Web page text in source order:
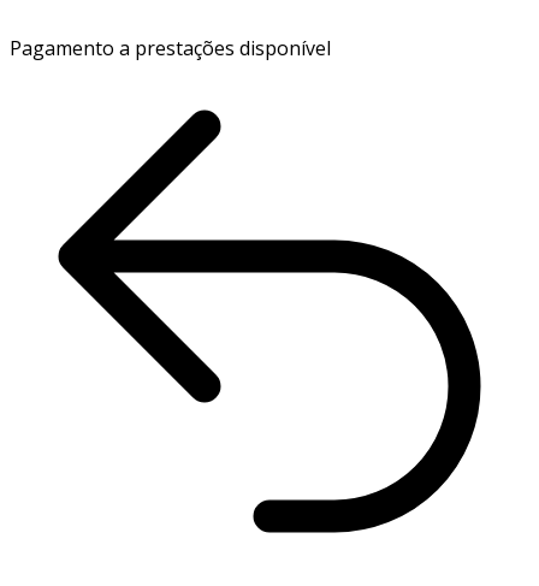
Pagamento a prestações disponível